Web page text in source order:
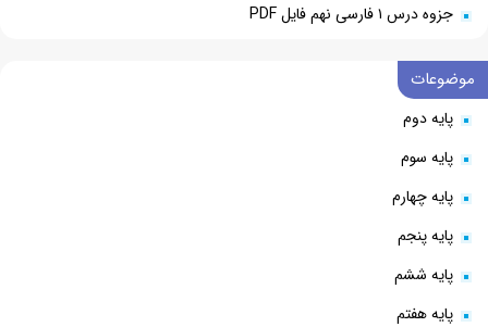
جزوه درس ۱ فارسی نهم فایل PDF
موضوعات
پایه دوم
پایه سوم
پایه چهارم
پایه پنجم
پایه ششم
پایه هفتم